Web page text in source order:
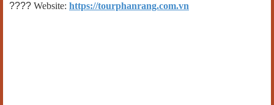
???? Website: https://tourphanrang.com.vn